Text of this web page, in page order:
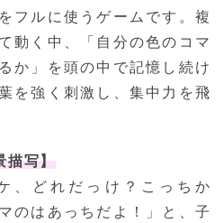
フルに使うゲームです。複
動く中、「自分の色のコマ
か」を頭の中で記憶し続け
を強く刺激し、集中力を飛
描写】
、どれだっけ？こっちか
のはあっちだよ！」と、子